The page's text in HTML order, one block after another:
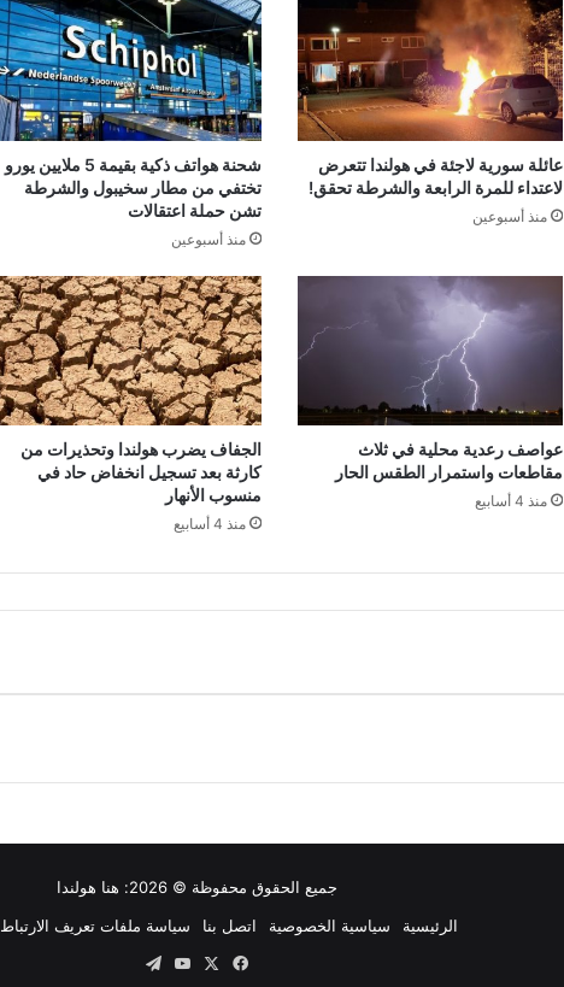
عائلة سورية لاجئة في هولندا تتعرض
لاعتداء للمرة الرابعة والشرطة تحقق!
منذ أسبوعين
شحنة هواتف ذكية بقيمة 5 ملايين يورو
تختفي من مطار سخيبول والشرطة
تشن حملة اعتقالات
منذ أسبوعين
عواصف رعدية محلية في ثلاث
مقاطعات واستمرار الطقس الحار
منذ 4 أسابيع
الجفاف يضرب هولندا وتحذيرات من
كارثة بعد تسجيل انخفاض حاد في
منسوب الأنهار
منذ 4 أسابيع
جميع الحقوق محفوظة © 2026:
هنا هولندا
الرئيسية
سياسية الخصوصية اتصل بنا سياسة ملفات تعريف الارتباط
فيسبوك ‫YouTube
تيلقرام